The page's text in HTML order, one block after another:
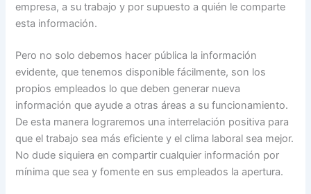
empresa, a su trabajo y por supuesto a quién le comparte
esta información.
Pero no solo debemos hacer pública la información
evidente, que tenemos disponible fácilmente, son los
propios empleados lo que deben generar nueva
información que ayude a otras áreas a su funcionamiento.
De esta manera lograremos una interrelación positiva para
que el trabajo sea más eficiente y el clima laboral sea mejor.
No dude siquiera en compartir cualquier información por
mínima que sea y fomente en sus empleados la apertura.